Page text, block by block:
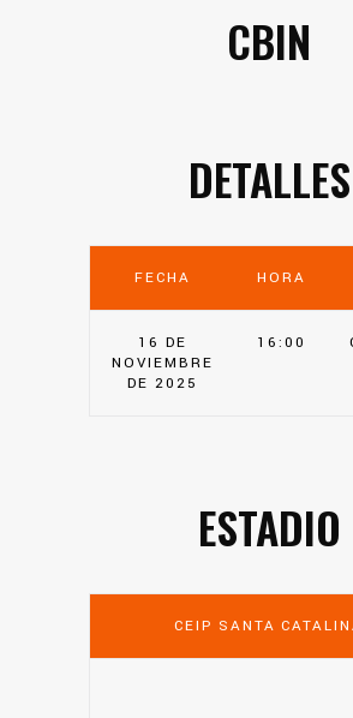
CBIN
DETALLES
FECHA HORA
16 DE
NOVIEMBRE
DE 2025
16:00
ESTADIO
CEIP SANTA